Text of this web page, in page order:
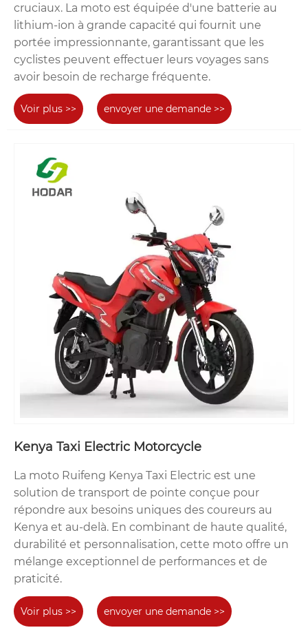
cruciaux. La moto est équipée d'une batterie au
lithium-ion à grande capacité qui fournit une
portée impressionnante, garantissant que les
cyclistes peuvent effectuer leurs voyages sans
avoir besoin de recharge fréquente.
Voir plus >> envoyer une demande >>
Kenya Taxi Electric Motorcycle
La moto Ruifeng Kenya Taxi Electric est une
solution de transport de pointe conçue pour
répondre aux besoins uniques des coureurs au
Kenya et au-delà. En combinant de haute qualité,
durabilité et personnalisation, cette moto offre un
mélange exceptionnel de performances et de
praticité.
Voir plus >> envoyer une demande >>